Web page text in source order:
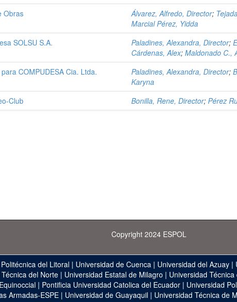
Obras Álvarez, Alfredo, Director;
Marcial Pérez, Yidda
SOLSU S.A. Paladines, Alexandra, Director;
Cárdenas, Alex;Maldonado C.,
COMPUDESA Cia. Ltda. Paladines, Alexandra, Director;
Karyna
Club Bonilla, Rene, Director;Pérez
Copyright 2024 ESPOL
del Litoral | Universidad de Cuenca | Universidad del Azuay |
del Norte| Universidad Estatal de Milagro | Universidad Técnica
| Pontificia Universidad Catolica del Ecuador| Universidad
Armadas-ESPE | Universidad de Guayaquil | Universidad Técnica de